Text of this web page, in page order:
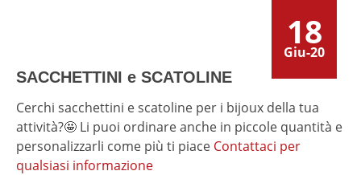
18
Giu-20
SACCHETTINI e SCATOLINE
Cerchi sacchettini e scatoline per i bijoux della tua
attività?🤩 Li puoi ordinare anche in piccole quantità e
personalizzarli come più ti piace Contattaci per
qualsiasi informazione